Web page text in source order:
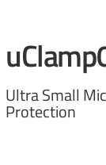
Ultra Small
Protection